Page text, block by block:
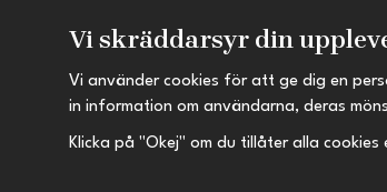
Vi skräddarsyr din
Vi använder cookies för att ge dig en
in information om användarna, deras
Klicka på "Okej" om du tillåter alla